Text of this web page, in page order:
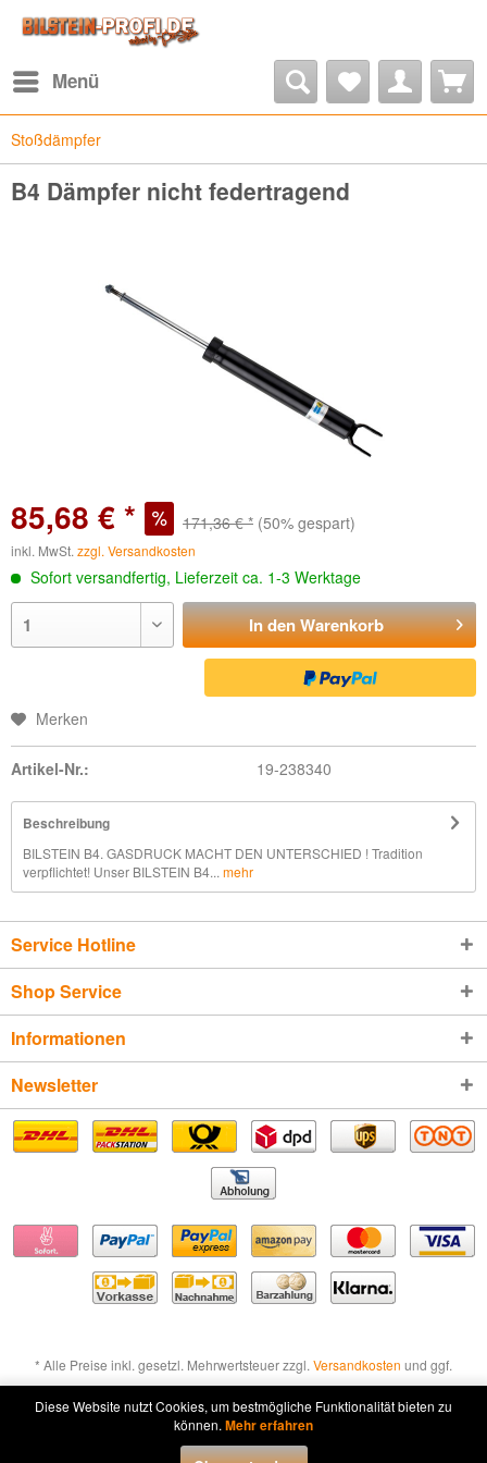
Menü
Stoßdämpfer
B4 Dämpfer nicht federtragend
85,68 € * 171,36 € * (50% gespart)
inkl. MwSt. zzgl. Versandkosten
Sofort versandfertig, Lieferzeit ca. 1-3 Werktage
In denWarenkorb
Merken
Artikel-Nr.: 19-238340
Beschreibung
BILSTEIN B4. GASDRUCK MACHT DEN UNTERSCHIED ! Tradition
verpflichtet! Unser BILSTEIN B4... mehr
Service Hotline
Shop Service
Informationen
Newsletter
* Alle Preise inkl. gesetzl. Mehrwertsteuer zzgl. Versandkosten und ggf.
Nachnahmegebühren, wenn nicht anders beschrieben
Widerruf erklären
Diese Website nutzt Cookies, um bestmögliche Funktionalität bieten zu
können. Mehr erfahren